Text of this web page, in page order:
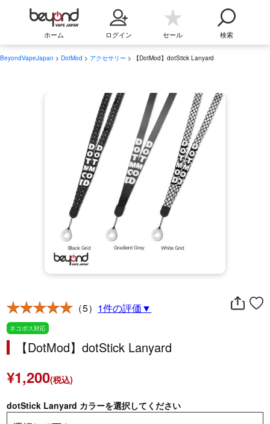
ホーム ログイン セール 検索
BeyondVapeJapan > DotMod > アクセサリー > 【DotMod】dotStick Lanyard
（5） 1件の評価▼
ネコポス対応
【DotMod】dotStick Lanyard
¥1,200(税込)
dotStick Lanyard カラーを選択してください